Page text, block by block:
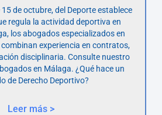
de octubre, del Deporte establece
regula la actividad deportiva en
los abogados especializados en
experiencia en contratos,
disciplinaria. Consulte nuestro
en Málaga. ¿Qué hace un
de Derecho Deportivo?
Leer más >